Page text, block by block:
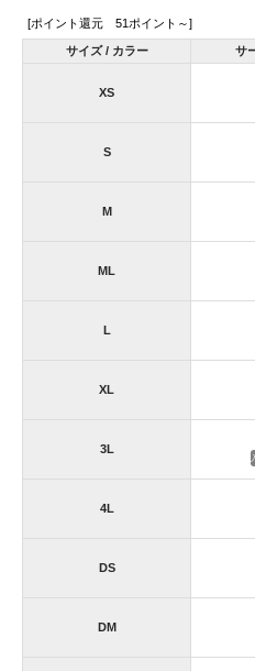
[ポイント還元 51ポイント～]
サイズ / カラー サ
XS
S
M
ML
L
XL
3L
4L
DS
DM